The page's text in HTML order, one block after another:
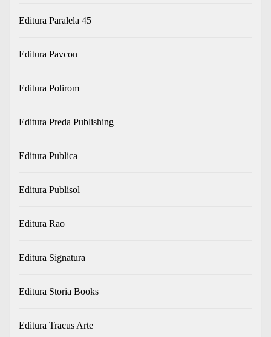
Editura Paralela 45
Editura Pavcon
Editura Polirom
Editura Preda Publishing
Editura Publica
Editura Publisol
Editura Rao
Editura Signatura
Editura Storia Books
Editura Tracus Arte